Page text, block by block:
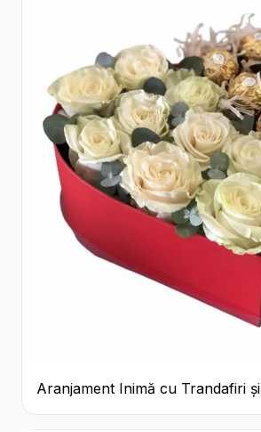
Aranjament Inimă cu Trandafiri și
Praline Ferrero